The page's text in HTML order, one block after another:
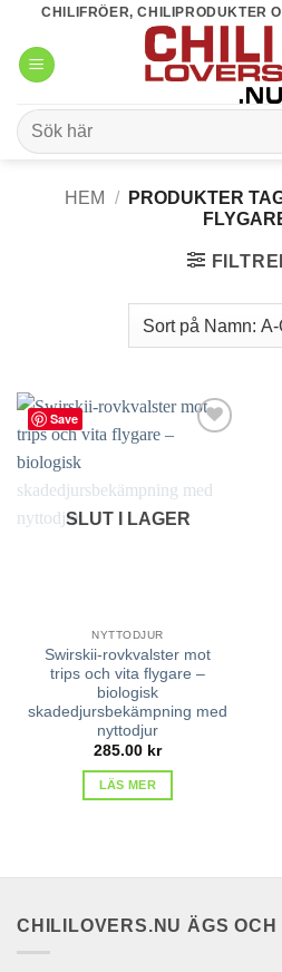
content
CHILIFRÖER, CHILIPRODUKTER
Sök
efter:
HEM /
PRODUKTER
Save
SLUT I LAGER
NYTTODJUR
Swirskii-rovkvalster mot
trips och vita flygare –
biologisk
skadedjursbekämpning med
nyttodjur
285.00 kr
LÄS MER
CHILILOVERS.NU ÄGS OCH